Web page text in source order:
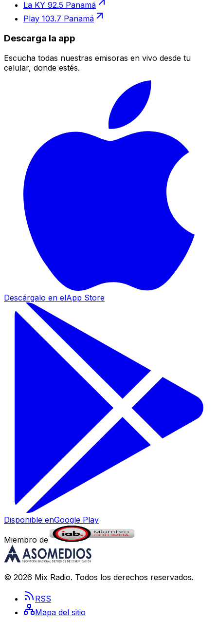
La KY 92.5 Panamá
Play 103.7 Panamá
Descarga la app
Escucha todas nuestras emisoras en vivo desde tu
celular, donde estés.
Descárgalo en elApp Store
Disponible enGoogle Play
Miembro de
© 2026 Mix Radio. Todos los derechos reservados.
RSS
Mapa del sitio